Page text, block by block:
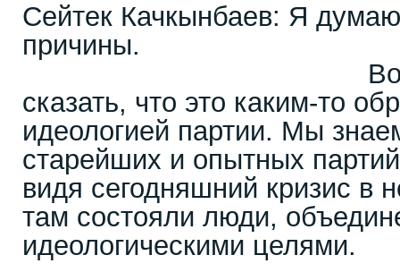
​Сейтек Качкынбаев: Я
Во-
сказать, что это каким-то
идеологией партии. Мы
старейших и опытных
видя сегодняшний кризис в
там состояли люди,
идеологическими целями.